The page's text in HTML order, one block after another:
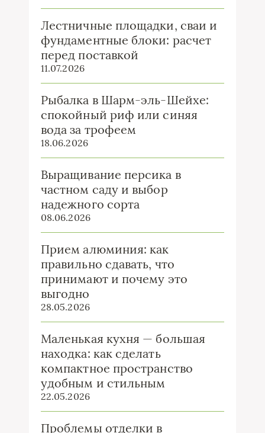
Лестничные площадки, сваи и
фундаментные блоки: расчет
перед поставкой
11.07.2026
Рыбалка в Шарм-эль-Шейхе:
спокойный риф или синяя
вода за трофеем
18.06.2026
Выращивание персика в
частном саду и выбор
надежного сорта
08.06.2026
Прием алюминия: как
правильно сдавать, что
принимают и почему это
выгодно
28.05.2026
Маленькая кухня — большая
находка: как сделать
компактное пространство
удобным и стильным
22.05.2026
Проблемы отделки в